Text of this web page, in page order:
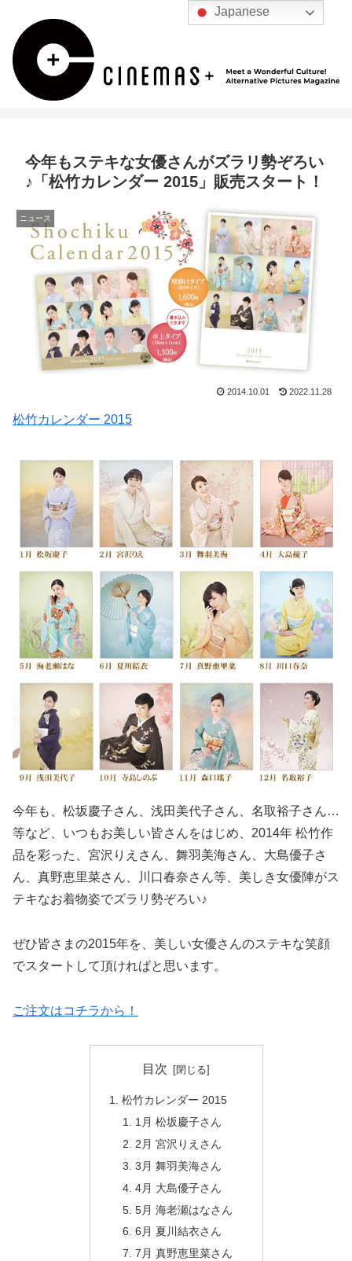
今年もステキな女優さんがズラリ勢ぞろい
♪「松竹カレンダー 2015」販売スタート！
ニュース
2014.10.01 2022.11.28
松竹カレンダー 2015
今年も、松坂慶子さん、浅田美代子さん、名取裕子さん…
等など、いつもお美しい皆さんをはじめ、2014年 松竹作
品を彩った、宮沢りえさん、舞羽美海さん、大島優子さ
ん、真野恵里菜さん、川口春奈さん等、美しき女優陣がス
テキなお着物姿でズラリ勢ぞろい♪
ぜひ皆さまの2015年を、美しい女優さんのステキな笑顔
でスタートして頂ければと思います。
ご注文はコチラから！
目次
松竹カレンダー 2015
1月 松坂慶子さん
2月 宮沢りえさん
3月 舞羽美海さん
4月 大島優子さん
5月 海老瀬はなさん
6月 夏川結衣さん
7月 真野恵里菜さん
Japanese